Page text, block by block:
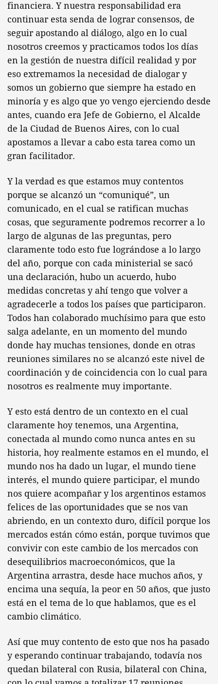
financiera. Y nuestra responsabilidad era
continuar esta senda de lograr consensos, de
seguir apostando al diálogo, algo en lo cual
nosotros creemos y practicamos todos los días
en la gestión de nuestra difícil realidad y por
eso extremamos la necesidad de dialogar y
somos un gobierno que siempre ha estado en
minoría y es algo que yo vengo ejerciendo desde
antes, cuando era Jefe de Gobierno, el Alcalde
de la Ciudad de Buenos Aires, con lo cual
apostamos a llevar a cabo esta tarea como un
gran facilitador.
Y la verdad es que estamos muy contentos
porque se alcanzó un “comuniqué”, un
comunicado, en el cual se ratifican muchas
cosas, que seguramente podremos recorrer a lo
largo de algunas de las preguntas, pero
claramente todo esto fue lográndose a lo largo
del año, porque con cada ministerial se sacó
una declaración, hubo un acuerdo, hubo
medidas concretas y ahí tengo que volver a
agradecerle a todos los países que participaron.
Todos han colaborado muchísimo para que esto
salga adelante, en un momento del mundo
donde hay muchas tensiones, donde en otras
reuniones similares no se alcanzó este nivel de
coordinación y de coincidencia con lo cual para
nosotros es realmente muy importante.
Y esto está dentro de un contexto en el cual
claramente hoy tenemos, una Argentina,
conectada al mundo como nunca antes en su
historia, hoy realmente estamos en el mundo, el
mundo nos ha dado un lugar, el mundo tiene
interés, el mundo quiere participar, el mundo
nos quiere acompañar y los argentinos estamos
felices de las oportunidades que se nos van
abriendo, en un contexto duro, difícil porque los
mercados están cómo están, porque tuvimos que
convivir con este cambio de los mercados con
desequilibrios macroeconómicos, que la
Argentina arrastra, desde hace muchos años, y
encima una sequía, la peor en 50 años, que justo
está en el tema de lo que hablamos, que es el
cambio climático.
Así que muy contento de esto que nos ha pasado
y esperando continuar trabajando, todavía nos
quedan bilateral con Rusia, bilateral con China,